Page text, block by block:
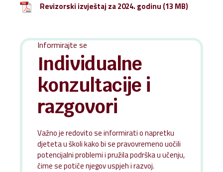
Revizorski izvještaj za 2024. godinu
Informirajte se
Individualne
konzultacije i
razgovori
Važno je redovito se informirati o napretku
djeteta u školi kako bi se pravovremeno uočili
potencijalni problemi i pružila podrška u učenju,
čime se potiče njegov uspjeh i razvoj.